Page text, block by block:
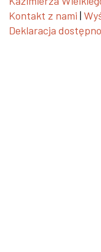
Kontakt z nami |
Deklaracja